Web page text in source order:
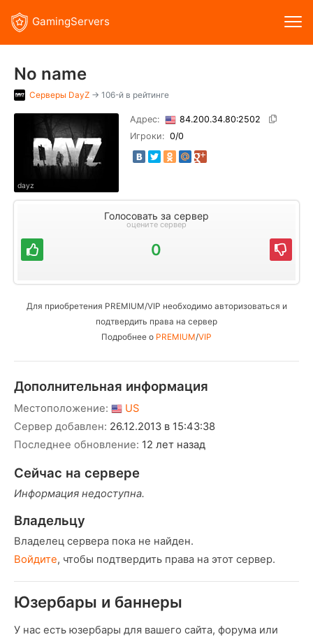
GamingServers
No name
Серверы DayZ → 106-й в рейтинге
dayz
Адрес:
84.200.34.80:2502
Игроки: 0/0
Голосовать за сервер
оцените сервер
0
Для приобретения PREMIUM/VIP необходимо авторизоваться и
подтвердить права на сервер
Подробнее о PREMIUM/VIP
Дополнительная информация
Местоположение:
US
Сервер добавлен: 26.12.2013 в 15:43:38
Последнее обновление: 12 лет назад
Сейчас на сервере
Информация недоступна.
Владельцу
Владелец сервера пока не найден.
Войдите, чтобы подтвердить права на этот сервер.
Юзербары и баннеры
У нас есть юзербары для вашего сайта, форума или